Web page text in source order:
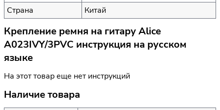
Страна
Китай
Крепление ремня на гитару Alice
A023IVY/3PVC инструкция на русском
языке
На этот товар еще нет инструкций
Наличие товара